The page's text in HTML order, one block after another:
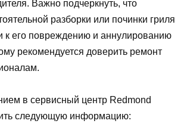
Важно подчеркнуть, что
разборки или починки гриля
к его повреждению и аннулированию
рекомендуется доверить ремонт
в сервисный центр Redmond
следующую информацию: